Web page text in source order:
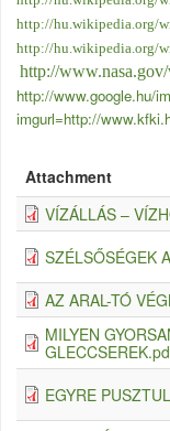
http://hu.wikipedia.org/
http://hu.wikipedia.org/
http://
http://www.google.hu/
imgurl=http://
Attachment
VÍZÁLLÁS –
SZÉLSŐSÉGEK
AZ ARAL-TÓ
MILYEN
EGYRE